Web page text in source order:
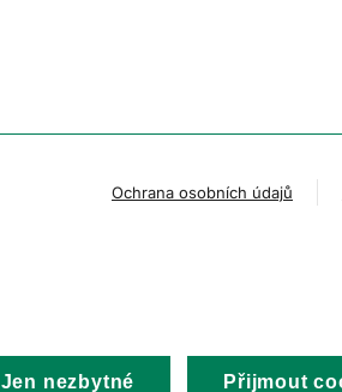
Ochrana osobních údajů
Jen nezbytné Přijmout